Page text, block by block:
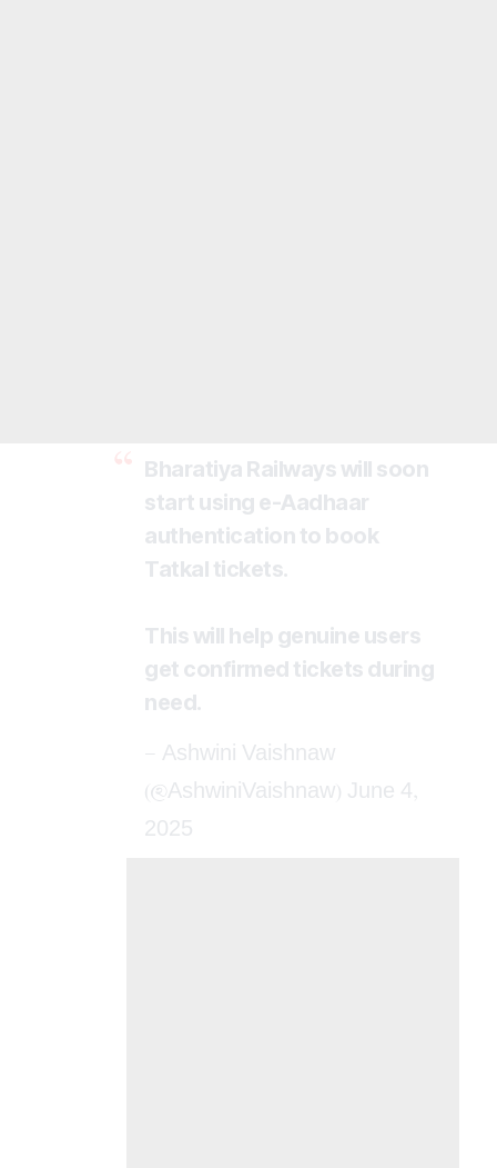
Bharatiya Railways will soon
start using e-Aadhaar
authentication to book
Tatkal tickets.
This will help genuine users
get confirmed tickets during
need.
— Ashwini Vaishnaw
(@AshwiniVaishnaw) June 4,
2025